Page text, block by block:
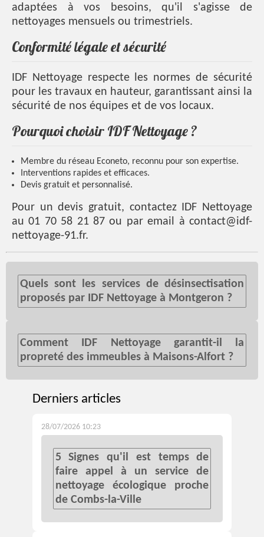
adaptées à vos besoins, qu'il s'agisse de
nettoyages mensuels ou trimestriels.
Conformité légale et sécurité
IDF Nettoyage respecte les normes de sécurité
pour les travaux en hauteur, garantissant ainsi la
sécurité de nos équipes et de vos locaux.
Pourquoi choisir IDF Nettoyage ?
Membre du réseau Econeto, reconnu pour son expertise.
Interventions rapides et efficaces.
Devis gratuit et personnalisé.
Pour un devis gratuit, contactez IDF Nettoyage
au 01 70 58 21 87 ou par email à contact@idf-
nettoyage-91.fr.
Quels sont les services de désinsectisation
proposés par IDF Nettoyage à Montgeron ?
Comment IDF Nettoyage garantit-il la
propreté des immeubles à Maisons-Alfort ?
Derniers articles
28/07/2026 10:23
5 Signes qu'il est temps de
faire appel à un service de
nettoyage écologique proche
de Combs-la-Ville